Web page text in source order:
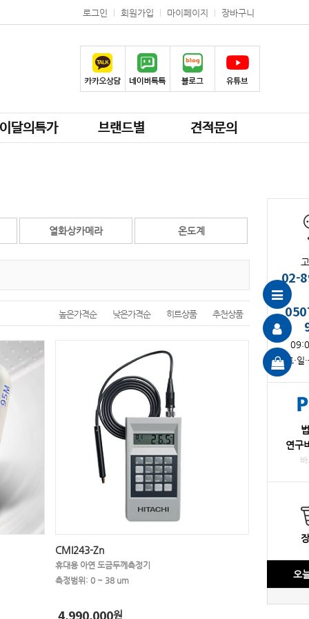
로그인 회원가입 마이페이지 장바구니
이달의특가 브랜드별 견적문의
02-
토·
연구
오
열화상카메라 온도계
높은가격순 낮은가격순 히트상품 추천상품
CMI243-Zn
휴대용 아연 도금두께측정기
측정범위: 0 ~ 38 um
4,990,000원